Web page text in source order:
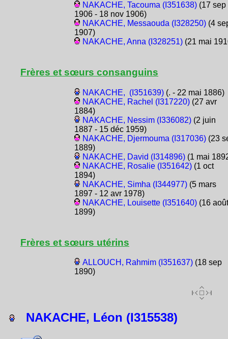
NAKACHE, Tacouma (I351638)(17 sep
1906 - 18 nov 1906)
NAKACHE, Messaouda (I328250)(4
1907)
NAKACHE, Anna (I328251)(21 mai
Frères et sœurs consanguins
NAKACHE, (I351639)(. - 22 mai 1886)
NAKACHE, Rachel (I317220)(27 avr
1884)
NAKACHE, Nessim (I336082)(2 juin
1887 - 15 déc 1959)
NAKACHE, Djermouma (I317036)(23
1889)
NAKACHE, David (I314896)(1 mai
NAKACHE, Rosalie (I351642)(1 oct
1894)
NAKACHE, Simha (I344977)(5 mars
1897 - 12 avr 1978)
NAKACHE, Louisette (I351640)(16 août
1899)
Frères et sœurs utérins
ALLOUCH, Rahmim (I351637)(18 sep
1890)
NAKACHE, Léon (I315538)